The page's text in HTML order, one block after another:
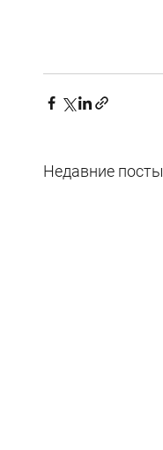
Недавние посты